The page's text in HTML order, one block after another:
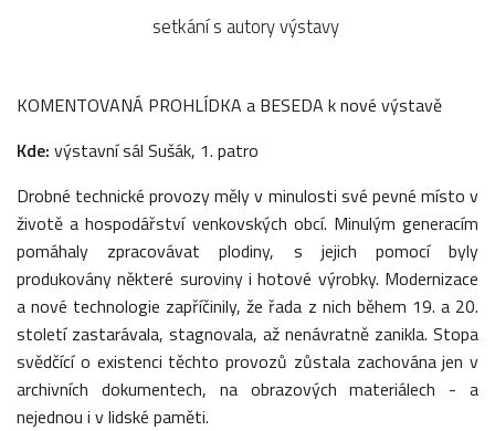
setkání s autory výstavy
KOMENTOVANÁ PROHLÍDKA a BESEDA k nové výstavě
Kde: výstavní sál Sušák, 1. patro
Drobné technické provozy měly v minulosti své pevné místo v
životě a hospodářství venkovských obcí. Minulým generacím
pomáhaly zpracovávat plodiny, s jejich pomocí byly
produkovány některé suroviny i hotové výrobky. Modernizace
a nové technologie zapříčinily, že řada z nich během 19. a 20.
století zastarávala, stagnovala, až nenávratně zanikla. Stopa
svědčící o existenci těchto provozů zůstala zachována jen v
archivních dokumentech, na obrazových materiálech - a
nejednou i v lidské paměti.